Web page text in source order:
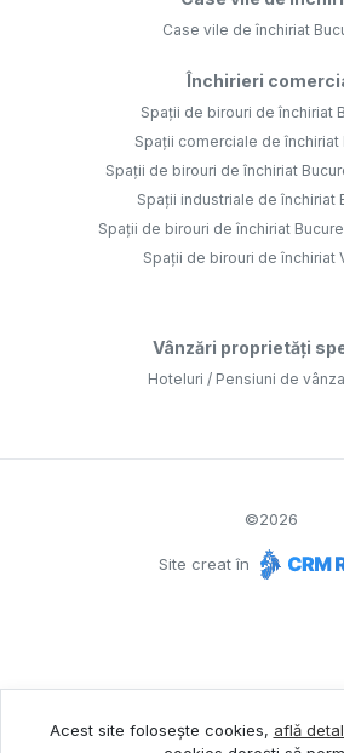
Case vile de închiriat
Închirieri
Spații de birouri de închiriat
Spații comerciale de închiriat
Spații de birouri de închiriat
Spații industriale de închiriat
Spații de birouri de închiriat
Spații de birouri de închiriat
Vânzări proprietăți
Hoteluri / Pensiuni de
©2026
Site creat în
Acest site folosește cookies, află